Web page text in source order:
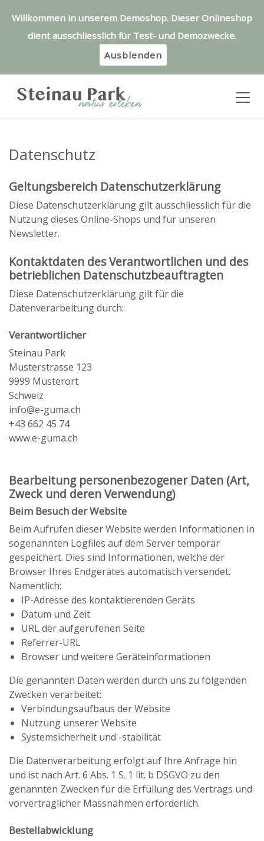
Willkommen in unserem Demoshop. Dieser Onlineshop
dient ausschliesslich für Test- und Demozwecke.
Ausblenden
Datenschutz
Geltungsbereich Datenschutzerklärung
Diese Datenschutzerklärung gilt ausschliesslich für die
Nutzung dieses Online-Shops und für unseren
Newsletter.
Kontaktdaten des Verantwortlichen und des
betrieblichen Datenschutzbeauftragten
Diese Datenschutzerklärung gilt für die
Datenverarbeitung durch:
Verantwortlicher
Steinau Park
Musterstrasse 123
9999 Musterort
Schweiz
info@e-guma.ch
+43 662 45 74
www.e-guma.ch
Bearbeitung personenbezogener Daten (Art,
Zweck und deren Verwendung)
Beim Besuch der Website
Beim Aufrufen dieser Website werden Informationen in
sogenannten Logfiles auf dem Server temporär
gespeichert. Dies sind Informationen, welche der
Browser Ihres Endgerätes automatisch versendet.
Namentlich:
IP-Adresse des kontaktierenden Geräts
Datum und Zeit
URL der aufgerufenen Seite
Referrer-URL
Browser und weitere Geräteinformationen
Die genannten Daten werden durch uns zu folgenden
Zwecken verarbeitet:
Verbindungsaufbaus der Website
Nutzung unserer Website
Systemsicherheit und -stabilität
Die Datenverarbeitung erfolgt auf Ihre Anfrage hin
und ist nach Art. 6 Abs. 1 S. 1 lit. b DSGVO zu den
genannten Zwecken für die Erfüllung des Vertrags und
vorvertraglicher Massnahmen erforderlich.
Bestellabwicklung